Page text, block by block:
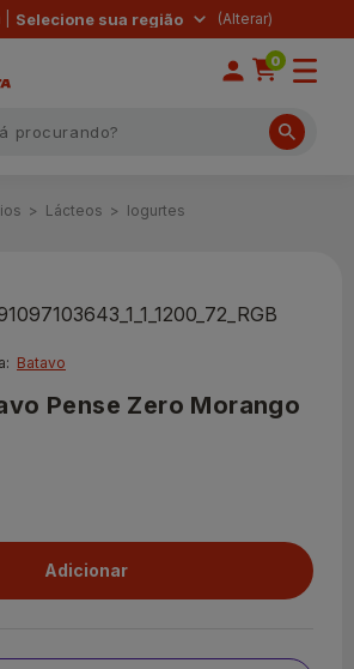
Selecione sua região
0
Lácteos Iogurtes
Batavo
Pense Zero Morango